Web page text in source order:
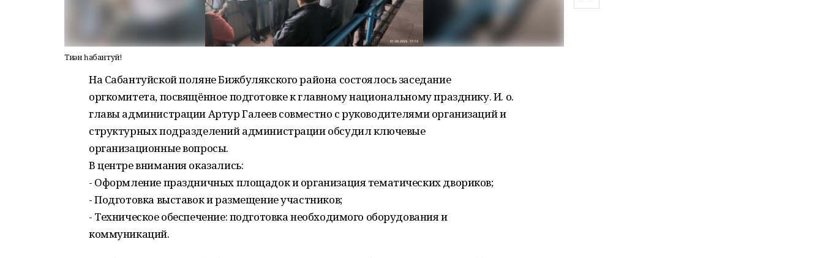
Тиҙҙән һабантуй!
На Сабантуйской поляне Бижбулякского района состоялось заседание
оргкомитета, посвящённое подготовке к главному национальному празднику. И. о.
главы администрации Артур Галеев совместно с руководителями организаций и
структурных подразделений администрации обсудил ключевые
организационные вопросы.
В центре внимания оказались:
- Оформление праздничных площадок и организация тематических двориков;
- Подготовка выставок и размещение участников;
- Техническое обеспечение: подготовка необходимого оборудования и
коммуникаций.